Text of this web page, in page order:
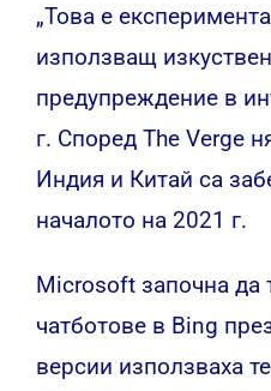
„Това е
използващ
предупреждение в
г. Според The ​​Verge
Индия и Китай са
началото на 2021 г.
Microsoft започна да
чатботове в Bing
версии използваха